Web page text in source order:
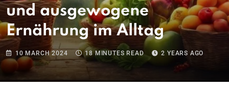
und ausgewogene
Ernährung im Alltag
10 MARCH 2024 18 MINUTES READ 2 YEARS AGO